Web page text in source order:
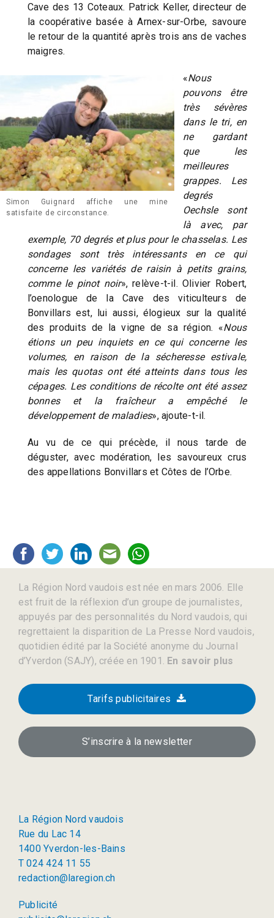
Cave des 13 Coteaux. Patrick Keller, directeur de
la coopérative basée à Arnex-sur-Orbe, savoure
le retour de la quantité après trois ans de vaches
maigres.
Simon Guignard affiche une mine
satisfaite de circonstance.
«Nous
pouvons être
très sévères
dans le tri, en
ne gardant
que les
meilleures
grappes. Les
degrés
Oechsle sont
là avec, par
exemple, 70 degrés et plus pour le chasselas. Les
sondages sont très intéressants en ce qui
concerne les variétés de raisin à petits grains,
comme le pinot noir», relève-t-il. Olivier Robert,
l’oenologue de la Cave des viticulteurs de
Bonvillars est, lui aussi, élogieux sur la qualité
des produits de la vigne de sa région. «Nous
étions un peu inquiets en ce qui concerne les
volumes, en raison de la sécheresse estivale,
mais les quotas ont été atteints dans tous les
cépages. Les conditions de récolte ont été assez
bonnes et la fraîcheur a empêché le
développement de maladies», ajoute-t-il.
Au vu de ce qui précède, il nous tarde de
déguster, avec modération, les savoureux crus
des appellations Bonvillars et Côtes de l’Orbe.
La Région Nord vaudois est née en mars 2006. Elle
est fruit de la réflexion d’un groupe de journalistes,
appuyés par des personnalités du Nord vaudois, qui
regrettaient la disparition de La Presse Nord vaudois,
quotidien édité par la Société anonyme du Journal
d’Yverdon (SAJY), créée en 1901. En savoir plus
Tarifs publicitaires
S’inscrire à la newsletter
La Région Nord vaudois
Rue du Lac 14
1400 Yverdon-les-Bains
T 024 424 11 55
redaction@laregion.ch
Publicité